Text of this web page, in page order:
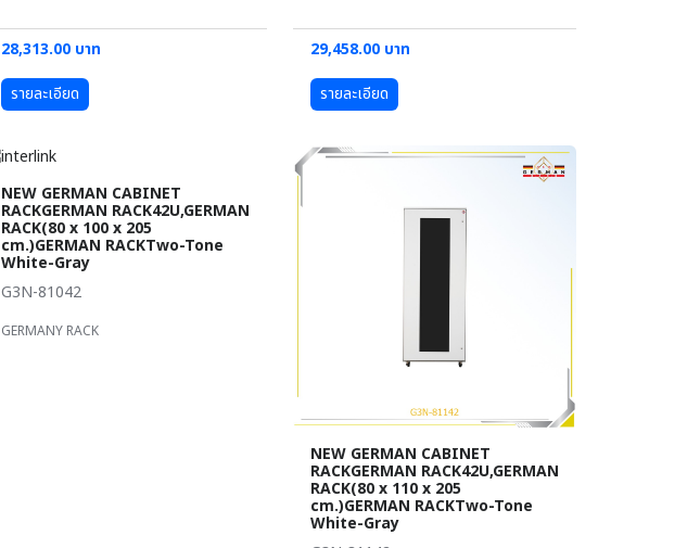
28,313.00 บาท
รายละเอียด
29,458.00 บาท
รายละเอียด
NEW GERMAN CABINET
RACKGERMAN RACK42U,GERMAN
RACK(80 x 100 x 205
cm.)GERMAN RACKTwo-Tone
White-Gray
G3N-81042
GERMANY RACK
NEW GERMAN CABINET
RACKGERMAN RACK42U,GERMAN
RACK(80 x 110 x 205
cm.)GERMAN RACKTwo-Tone
White-Gray